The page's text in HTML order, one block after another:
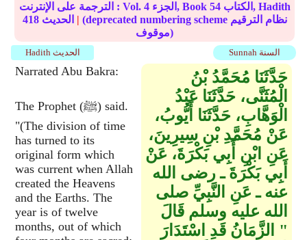
الترجمة على الإنترنت : Vol. 4 الجزء, Book 54
الكتاب, Hadith
418
| (deprecated numbering scheme نظام الترقيم
موقوف)
Sunnah السنة Hadith الحديث
Narrated Abu Bakra:
The Prophet (ﷺ) said.
"(The division of time
has turned to its
original form which
was current when Allah
created the Heavens
and the Earths. The
year is of twelve
months, out of which
حَدَّثَنَا مُحَمَّدُ بْنُ
الْمُثَنَّى، حَدَّثَنَا عَبْدُ
الْوَهَّابِ، حَدَّثَنَا أَيُّوبُ،
عَنْ مُحَمَّدِ بْنِ سِيرِينَ،
عَنِ ابْنِ أَبِي بَكْرَةَ، عَنْ
أَبِي بَكْرَةَ ـ رضى الله
عنه ـ عَنِ النَّبِيِّ صلى
الله عليه وسلم قَالَ ‏
"‏ الزَّمَانُ قَدِ اسْتَدَارَ